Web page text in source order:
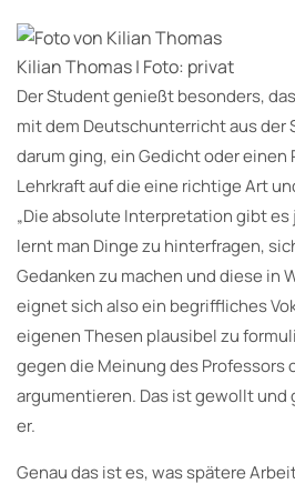
Kilian Thomas | Foto: privat
Der Student genießt besonders,
mit dem Deutschunterricht aus der
darum ging, ein Gedicht oder einen
Lehrkraft auf die eine richtige Art
„Die absolute Interpretation gibt
lernt man Dinge zu hinterfragen,
Gedanken zu machen und diese in
eignet sich also ein begriffliches
eigenen Thesen plausibel zu
gegen die Meinung des Professors
argumentieren. Das ist gewollt und
er.
Genau das ist es, was spätere